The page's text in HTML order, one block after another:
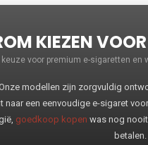
KIEZEN
keuze voor premium e-sigaretten en
modellen zijn zorgvuldig
een eenvoudige e-sigaret
goedkoop kopen was nog
betalen.